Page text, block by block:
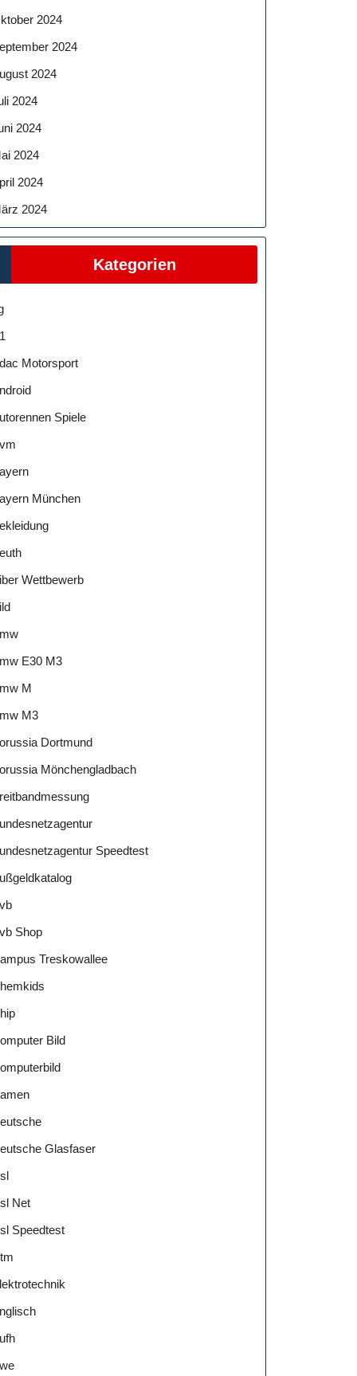
2024
2024
2024
2024
2024
2024
2024
2024
Kategorien
Motorsport
Spiele
München
Wettbewerb
E30 M3
M
M3
Dortmund
Mönchengladbach
Speedtest
Shop
Treskowallee
Bild
Glasfaser
Net
Speedtest